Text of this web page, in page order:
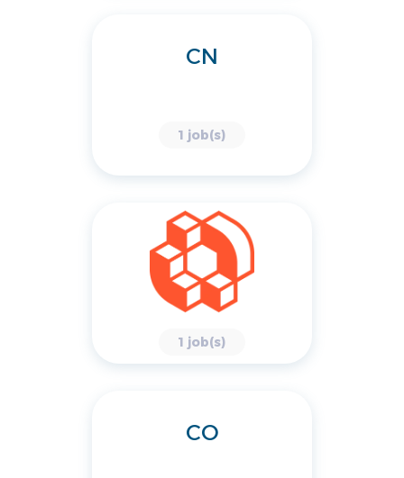
CN
1 job(s)
1 job(s)
CO